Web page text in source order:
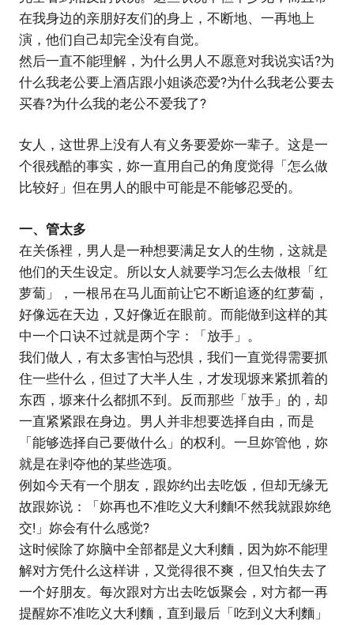
在我身边的亲朋好友们的身上，不断地、一再地上
演，他们自己却完全没有自觉。
然后一直不能理解，为什么男人不愿意对我说实话?为
什么我老公要上酒店跟小姐谈恋爱?为什么我老公要去
买春?为什么我的老公不爱我了?
女人，这世界上没有人有义务要爱妳一辈子。这是一
个很残酷的事实，妳一直用自己的角度觉得「怎么做
比较好」但在男人的眼中可能是不能够忍受的。
一、管太多
在关係裡，男人是一种想要满足女人的生物，这就是
他们的天生设定。所以女人就要学习怎么去做根「红
萝蔔」，一根吊在马儿面前让它不断追逐的红萝蔔，
好像远在天边，又好像近在眼前。而能做到这样的其
中一个口诀不过就是两个字：「放手」。
我们做人，有太多害怕与恐惧，我们一直觉得需要抓
住一些什么，但过了大半人生，才发现塬来紧抓着的
东西，塬来什么都抓不到。反而那些「放手」的，却
一直紧紧跟在身边。男人并非想要选择自由，而是
「能够选择自己要做什么」的权利。一旦妳管他，妳
就是在剥夺他的某些选项。
例如今天有一个朋友，跟妳约出去吃饭，但却无缘无
故跟妳说：「妳再也不准吃义大利麵!不然我就跟妳绝
交!」妳会有什么感觉?
这时候除了妳脑中全部都是义大利麵，因为妳不能理
解对方凭什么这样讲，又觉得很不爽，但又怕失去了
一个好朋友。每次跟对方出去吃饭聚会，对方都一再
提醒妳不准吃义大利麵，直到最后「吃到义大利麵」